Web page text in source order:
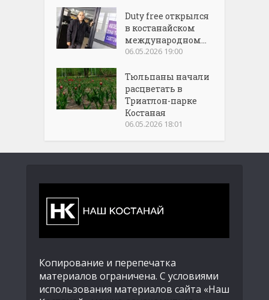
Duty free открылся
в костанайском
международном...
06.05.2026 19:00
Тюльпаны начали
расцветать в
Триатлон-парке
Костаная
06.05.2026 18:01
Копирование и перепечатка
материалов ограничена. С условиями
использования материалов сайта «Наш